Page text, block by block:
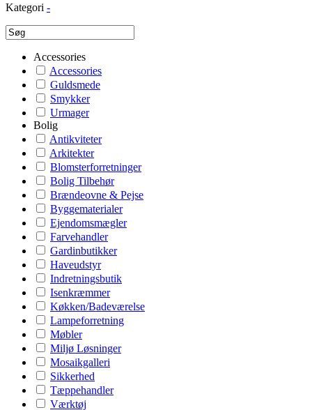
Kategori -
Accessories
Accessories
Guldsmede
Smykker
Urmager
Bolig
Antikviteter
Arkitekter
Blomsterforretninger
Bolig Tilbehør
Brændeovne & Pejse
Byggematerialer
Ejendomsmægler
Farvehandler
Gardinbutikker
Haveudstyr
Indretningsbutik
Isenkræmmer
Køkken/Badeværelse
Lampeforretning
Møbler
Miljø Løsninger
Mosaikgalleri
Sikkerhed
Tæppehandler
Værktøj